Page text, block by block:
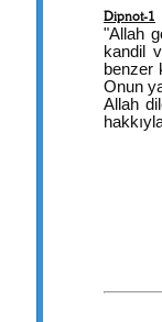
Dipnot-1
"Allah
kandil
benzer
Onun
Allah